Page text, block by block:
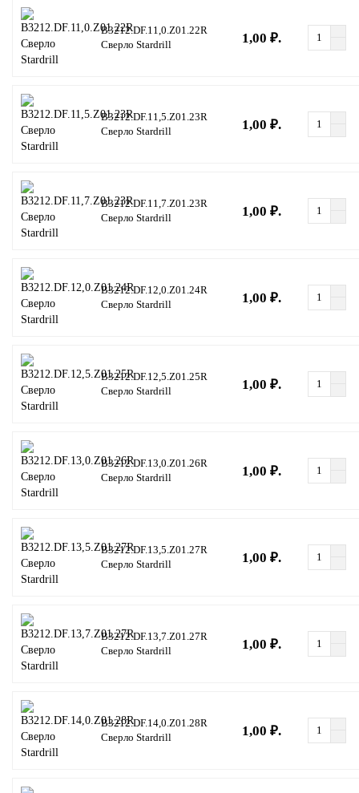
B3212.DF.11,0.Z01.22R
Сверло Stardrill
1,00 ₽.
B3212.DF.11,5.Z01.23R
Сверло Stardrill
1,00 ₽.
B3212.DF.11,7.Z01.23R
Сверло Stardrill
1,00 ₽.
B3212.DF.12,0.Z01.24R
Сверло Stardrill
1,00 ₽.
B3212.DF.12,5.Z01.25R
Сверло Stardrill
1,00 ₽.
B3212.DF.13,0.Z01.26R
Сверло Stardrill
1,00 ₽.
B3212.DF.13,5.Z01.27R
Сверло Stardrill
1,00 ₽.
B3212.DF.13,7.Z01.27R
Сверло Stardrill
1,00 ₽.
B3212.DF.14,0.Z01.28R
Сверло Stardrill
1,00 ₽.